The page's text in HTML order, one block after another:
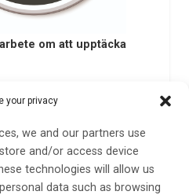
your privacy
we and our partners use
and/or access device
technologies will allow us
data such as browsing
om att upptäcka
hjärntumör.
kan vara så kort som
som kombinerar
maskininlärning och